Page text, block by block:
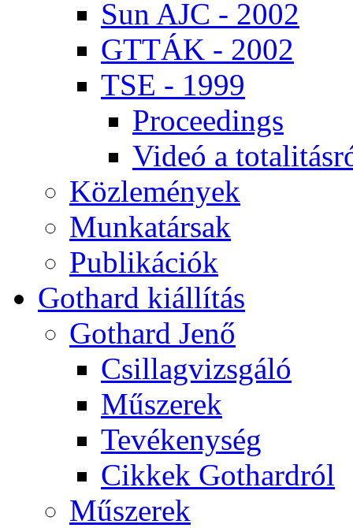
Sun AJC - 2002
GT­TÁK - 2002
TSE - 1999
Pro­ce­e­dings
Vi­deó a
Köz­le­mé­nyek
Mun­ka­tár­sak
Pub­li­ká­ci­ók
Got­hard ki­ál­lí­tás
Got­hard Je­nő
Csil­lag­vizs­gá­ló
Mű­sze­rek
Te­vé­keny­ség
Cik­kek Got­hard­ról
Mű­sze­rek